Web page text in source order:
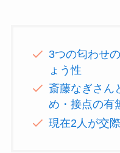
3つの匂わせ
ょう性
斎藤なぎさん
め・接点の有
現在2人が交